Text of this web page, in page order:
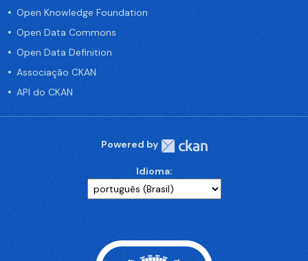
Open Knowledge Foundation
Open Data Commons
Open Data Definition
Associação CKAN
API do CKAN
Powered by
Idioma